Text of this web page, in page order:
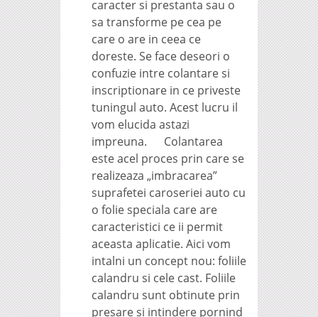
caracter si prestanta sau o
sa transforme pe cea pe
care o are in ceea ce
doreste. Se face deseori o
confuzie intre colantare si
inscriptionare in ce priveste
tuningul auto. Acest lucru il
vom elucida astazi
impreuna. Colantarea
este acel proces prin care se
realizeaza „imbracarea”
suprafetei caroseriei auto cu
o folie speciala care are
caracteristici ce ii permit
aceasta aplicatie. Aici vom
intalni un concept nou: foliile
calandru si cele cast. Foliile
calandru sunt obtinute prin
presare si intindere pornind